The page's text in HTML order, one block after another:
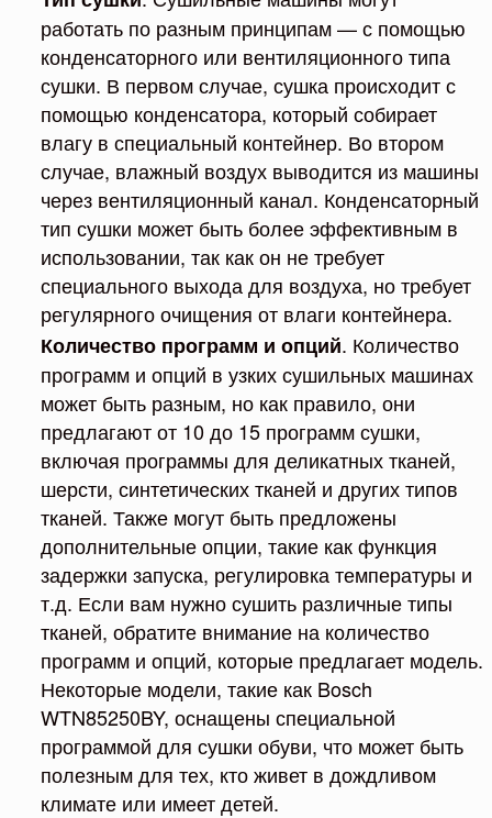
работать по разным принципам — с помощью
конденсаторного или вентиляционного типа
сушки. В первом случае, сушка происходит с
помощью конденсатора, который собирает
влагу в специальный контейнер. Во втором
случае, влажный воздух выводится из машины
через вентиляционный канал. Конденсаторный
тип сушки может быть более эффективным в
использовании, так как он не требует
специального выхода для воздуха, но требует
регулярного очищения от влаги контейнера.
Количество программ и опций. Количество
программ и опций в узких сушильных машинах
может быть разным, но как правило, они
предлагают от 10 до 15 программ сушки,
включая программы для деликатных тканей,
шерсти, синтетических тканей и других типов
тканей. Также могут быть предложены
дополнительные опции, такие как функция
задержки запуска, регулировка температуры и
т.д. Если вам нужно сушить различные типы
тканей, обратите внимание на количество
программ и опций, которые предлагает модель.
Некоторые модели, такие как Bosch
WTN85250BY, оснащены специальной
программой для сушки обуви, что может быть
полезным для тех, кто живет в дождливом
климате или имеет детей.